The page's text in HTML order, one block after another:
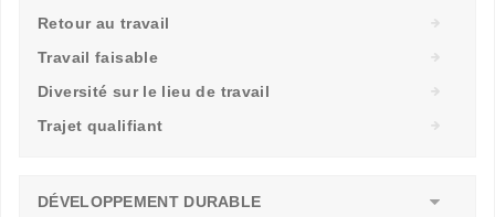
Retour au travail
Travail faisable
Diversité sur le lieu de travail
Trajet qualifiant
DÉVELOPPEMENT DURABLE